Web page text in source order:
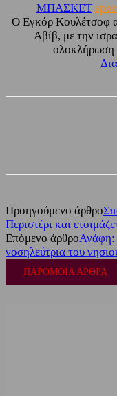
ΜΠΑΣΚΕΤ
Ο Εγκόρ Κουλέτσοφ
Αβίβ, με την
ολοκλήρωση
Προηγούμενο άρθρο
Περιστέρι και
Επόμενο άρθροΑνάφη:
νοσηλεύτρια του
ΠΑΡΟΜΟΙΑ ΑΡΘΡΑ